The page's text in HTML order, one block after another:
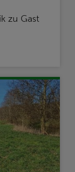
zu Gast